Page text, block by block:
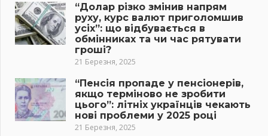
“Долар різко змінив напрям
руху, курс валют приголомшив
усіх”: що відбувається в
обмінниках та чи час рятувати
гроші?
21 Березня, 2025
“Пенсія пропаде у пенсіонерів,
якщо терміново не зробити
цього”: літніх українців чекають
нові проблеми у 2025 році
21 Березня, 2025